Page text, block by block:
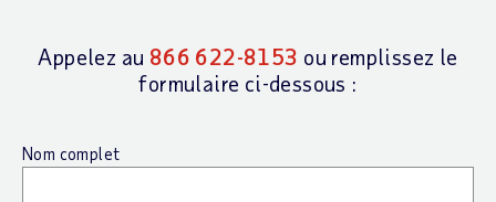
Appelez au 866 622-8153 ou remplissez le
formulaire ci-dessous :
Nom complet